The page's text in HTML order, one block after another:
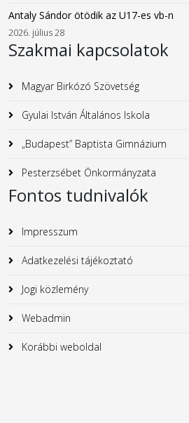
Antaly Sándor ötödik az U17-es vb-n
2026. július 28
Szakmai kapcsolatok
Magyar Birkózó Szövetség
Gyulai István Általános Iskola
„Budapest” Baptista Gimnázium
Pesterzsébet Önkormányzata
Fontos tudnivalók
Impresszum
Adatkezelési tájékoztató
Jogi közlemény
Webadmin
Korábbi weboldal